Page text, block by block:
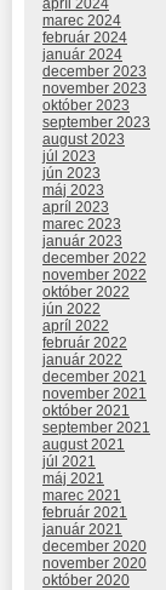
marec 2024
február 2024
január 2024
december 2023
november 2023
október 2023
september 2023
august 2023
júl 2023
jún 2023
máj 2023
apríl 2023
marec 2023
január 2023
december 2022
november 2022
október 2022
jún 2022
apríl 2022
február 2022
január 2022
december 2021
november 2021
október 2021
september 2021
august 2021
júl 2021
máj 2021
marec 2021
február 2021
január 2021
december 2020
november 2020
október 2020